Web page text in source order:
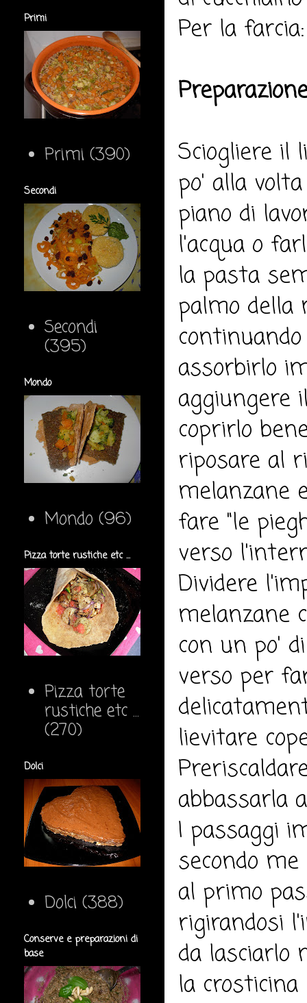
Per la
Sciogliere il
po' alla
piano di
l'acqua o
la pasta
palmo della
assorbirlo
aggiungere
coprirlo
riposare al
melanzane
fare "le
verso
Dividere
melanzane
con un po'
verso per
lievitare
abbassarla
I passaggi
secondo
al primo
rigirandosi
da lasciarlo
la crosticina
Primi
Primi (390)
Secondi
Secondi
(395)
Mondo
Mondo (96)
Pizza torte rustiche etc ...
Pizza torte
rustiche etc ...
(270)
Dolci
Dolci (388)
Conserve e preparazioni di
base